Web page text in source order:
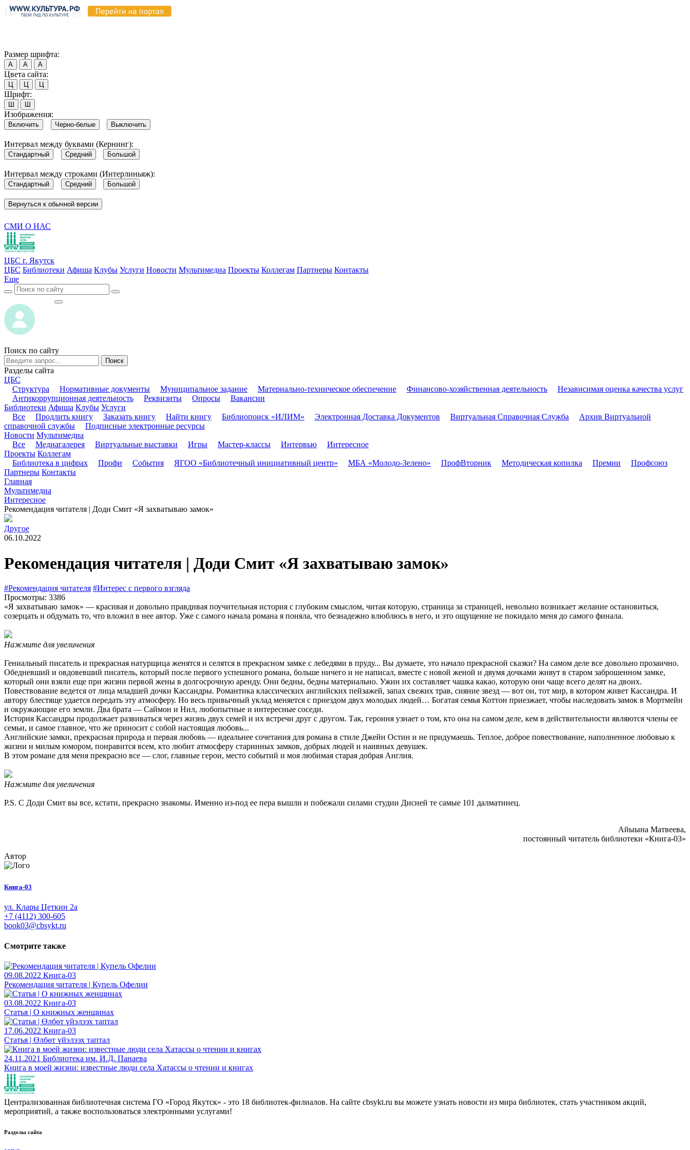
Размер шрифта:
А А А
Цвета сайта:
Ц Ц Ц
Шрифт:
Ш Ш
Изображения:
Включить Черно-белые Выключить
Интервал между буквами (Кернинг):
Стандартный Средний Большой
Интервал между строками (Интерлиньяж):
Стандартный Средний Большой
Вернуться к обычной версии
СМИ О НАС
ЦБС г. Якутск
ЦБС Библиотеки Афиша Клубы Услуги Новости Мультимедиа Проекты Коллегам Партнеры Контакты
Еще
Поиск по сайту
Поиск
Разделы сайта
ЦБС
Структура
Нормативные документы Муниципальное задание Материально-техническое обеспечение Финансово-хозяйственная деятельность
Независимая оценка качества услуг
Антикоррупционная деятельность
Реквизиты Опросы
Вакансии
Библиотеки Афиша Клубы Услуги
Все
Продлить книгу Заказать книгу Найти книгу Библиопоиск «ИЛИМ» Электронная Доставка Документов Виртуальная Справочная Служба
Архив Виртуальной
справочной службы
Подписные электронные ресурсы
Новости Мультимедиа
Все
Медиагалерея Виртуальные выставки Игры Мастер-классы Интервью
Интересное
Проекты Коллегам
Библиотека в цифрах
Профи События ЯГОО «Библиотечный инициативный центр» МБА «Молодо-Зелено» ПрофВторник Методическая копилка Премии
Профсоюз
Партнеры Контакты
Главная
Мультимедиа
Интересное
Рекомендация читателя | Доди Смит «Я захватываю замок»
Другое
06.10.2022
Рекомендация читателя | Доди Смит «Я захватываю замок»
#Рекомендация читателя #Интерес с первого взгляда
Просмотры: 3386
«Я захватываю замок» — красивая и довольно правдивая поучительная история с глубоким смыслом, читая которую, страница за страницей, невольно возникает желание остановиться,
созерцать и обдумать то, что вложил в нее автор. Уже с самого начала романа я поняла, что безнадежно влюблюсь в него, и это ощущение не покидало меня до самого финала.
Нажмите для увеличения
Гениальный писатель и прекрасная натурщица женятся и селятся в прекрасном замке с лебедями в пруду... Вы думаете, это начало прекрасной сказки? На самом деле все довольно прозаично.
Обедневший и овдовевший писатель, который после первого успешного романа, больше ничего и не написал, вместе с новой женой и двумя дочками живут в старом заброшенном замке,
который они взяли еще при жизни первой жены в долгосрочную аренду. Они бедны, бедны материально. Ужин их составляет чашка какао, которую они чаще всего делят на двоих.
Повествование ведется от лица младшей дочки Кассандры. Романтика классических английских пейзажей, запах свежих трав, сияние звезд — вот он, тот мир, в котором живет Кассандра. И
автору блестяще удается передать эту атмосферу. Но весь привычный уклад меняется с приездом двух молодых людей… Богатая семья Коттон приезжает, чтобы наследовать замок в Мортмейн
и окружающие его земли. Два брата — Саймон и Нил, любопытные и интересные соседи.
История Кассандры продолжает развиваться через жизнь двух семей и их встречи друг с другом. Так, героиня узнает о том, кто она на самом деле, кем в действительности являются члены ее
семьи, и самое главное, что же приносит с собой настоящая любовь...
Английские замки, прекрасная природа и первая любовь — идеальнее сочетания для романа в стиле Джейн Остин и не придумаешь. Теплое, доброе повествование, наполненное любовью к
жизни и милым юмором, понравится всем, кто любит атмосферу старинных замков, добрых людей и наивных девушек.
В этом романе для меня прекрасно все — слог, главные герои, место событий и моя любимая старая добрая Англия.
Нажмите для увеличения
P.S. С Доди Смит вы все, кстати, прекрасно знакомы. Именно из-под ее пера вышли и побежали силами студии Дисней те самые 101 далматинец.
Айыына Матвеева,
постоянный читатель библиотеки «Книга-03»
Автор
Книга-03
ул. Клары Цеткин 2а
+7 (4112) 300-605
book03@cbsykt.ru
Смотрите также
09.08.2022 Книга-03
Рекомендация читателя | Купель Офелии
03.08.2022 Книга-03
Статья | О книжных женщинах
17.06.2022 Книга-03
Статья | Өлбөт үйэлээх таптал
24.11.2021 Библиотека им. И.Д. Панаева
Книга в моей жизни: известные люди села Хатассы о чтении и книгах
Централизованная библиотечная система ГО «Город Якутск» - это 18 библиотек-филиалов. На сайте cbsykt.ru вы можете узнать новости из мира библиотек, стать участником акций,
мероприятий, а также воспользоваться электронными услугами!
Разделы сайта